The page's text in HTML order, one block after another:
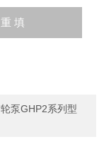
泵GHP2系列型